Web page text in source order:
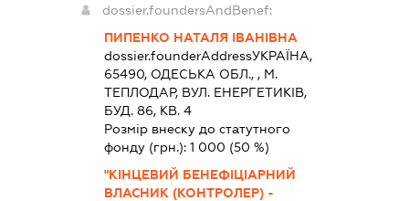
dossier.foundersAndBenef:
ПИПЕНКО НАТАЛЯ ІВАНІВНА
dossier.founderAddressУКРАЇНА,
65490, ОДЕСЬКА ОБЛ., , М.
ТЕПЛОДАР, ВУЛ. ЕНЕРГЕТИКІВ,
БУД. 86, КВ. 4
Розмір внеску до статутного
фонду (грн.): 1 000 (50 %)
"КІНЦЕВИЙ БЕНЕФІЦІАРНИЙ
ВЛАСНИК (КОНТРОЛЕР) -